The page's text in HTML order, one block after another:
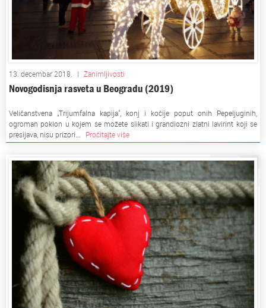
13. decembar 2018. | Zanimljivosti
Novogodisnja rasveta u Beogradu (2019)
Veličanstvena „Trijumfalna kapija", konj i kočije poput onih Pepeljuginih,
ogroman poklon u kojem se možete slikati i grandiozni zlatni lavirint koji se
presijava, nisu prizori...
Pročitajte više